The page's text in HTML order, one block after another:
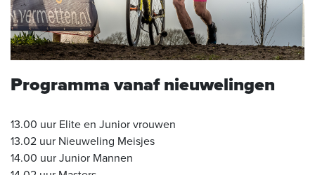
Programma vanaf nieuwelingen
13.00 uur Elite en Junior vrouwen
13.02 uur Nieuweling Meisjes
14.00 uur Junior Mannen